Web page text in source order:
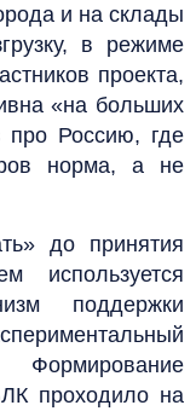
и на склады
в режиме
проекта,
«на больших
про Россию, где
норма, а не
до принятия
используется
поддержки
проходило на